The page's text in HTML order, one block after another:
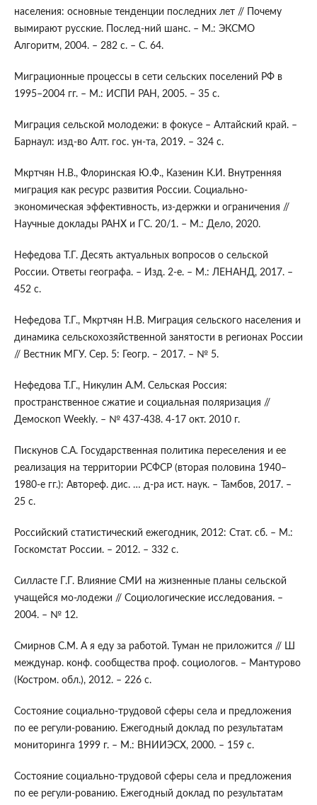
населения: основные тенденции последних лет // Почему
вымирают русские. Послед-ний шанс. – М.: ЭКСМО
Алгоритм, 2004. – 282 с. – С. 64.
Миграционные процессы в сети сельских поселений РФ в
1995–2004 гг. – М.: ИСПИ РАН, 2005. – 35 с.
Миграция сельской молодежи: в фокусе – Алтайский край. –
Барнаул: изд-во Алт. гос. ун-та, 2019. – 324 с.
Мкртчян Н.В., Флоринская Ю.Ф., Казенин К.И. Внутренняя
миграция как ресурс развития России. Социально-
экономическая эффективность, из-держки и ограничения //
Научные доклады РАНХ и ГС. 20/1. – М.: Дело, 2020.
Нефедова Т.Г. Десять актуальных вопросов о сельской
России. Ответы географа. – Изд. 2-е. – М.: ЛЕНАНД, 2017. –
452 с.
Нефедова Т.Г., Мкртчян Н.В. Миграция сельского населения и
динамика сельскохозяйственной занятости в регионах России
// Вестник МГУ. Сер. 5: Геогр. – 2017. – № 5.
Нефедова Т.Г., Никулин А.М. Сельская Россия:
пространственное сжатие и социальная поляризация //
Демоскоп Weekly. – № 437-438. 4-17 окт. 2010 г.
Пискунов С.А. Государственная политика переселения и ее
реализация на территории РСФСР (вторая половина 1940–
1980-е гг.): Автореф. дис. … д-ра ист. наук. – Тамбов, 2017. –
25 с.
Российский статистический ежегодник, 2012: Стат. сб. – М.:
Госкомстат России. – 2012. – 332 с.
Силласте Г.Г. Влияние СМИ на жизненные планы сельской
учащейся мо-лодежи // Социологические исследования. –
2004. – № 12.
Смирнов С.М. А я еду за работой. Туман не приложится // Ш
междунар. конф. сообщества проф. социологов. – Мантурово
(Костром. обл.), 2012. – 226 с.
Состояние социально-трудовой сферы села и предложения
по ее регули-рованию. Ежегодный доклад по результатам
мониторинга 1999 г. – М.: ВНИИЭСХ, 2000. – 159 с.
Состояние социально-трудовой сферы села и предложения
по ее регули-рованию. Ежегодный доклад по результатам